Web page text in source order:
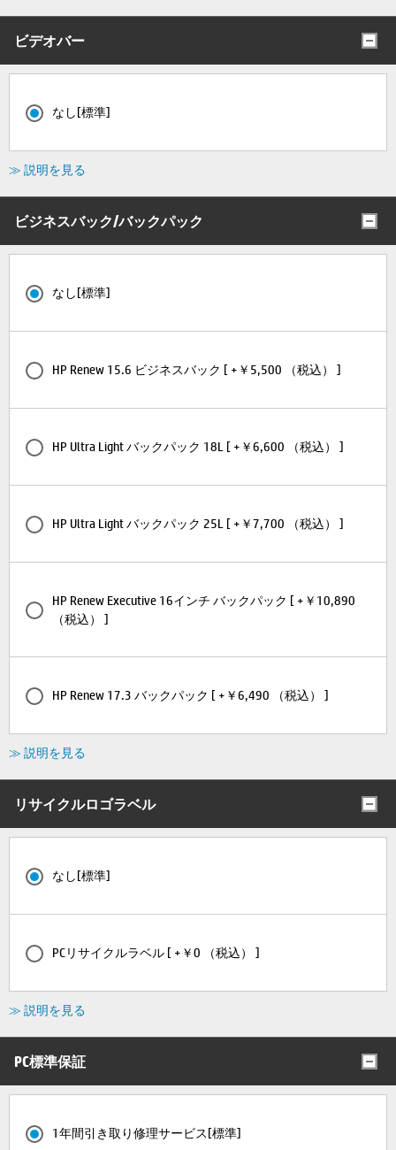
ビデオバー
なし[標準]
≫ 説明を見る
ビジネスバック/バックパック
なし[標準]
HP Renew 15.6 ビジネスバック [ +￥5,500 （税込） ]
HP Ultra Light バックパック 18L [ +￥6,600 （税込） ]
HP Ultra Light バックパック 25L [ +￥7,700 （税込） ]
HP Renew Executive 16インチ バックパック [ +￥10,890
（税込） ]
HP Renew 17.3 バックパック [ +￥6,490 （税込） ]
≫ 説明を見る
リサイクルロゴラベル
なし[標準]
PCリサイクルラベル [ +￥0 （税込） ]
≫ 説明を見る
PC標準保証
1年間引き取り修理サービス[標準]